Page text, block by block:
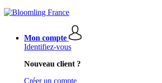
Mon compte
Identifiez-vous
Nouveau client ?
Créer un compte